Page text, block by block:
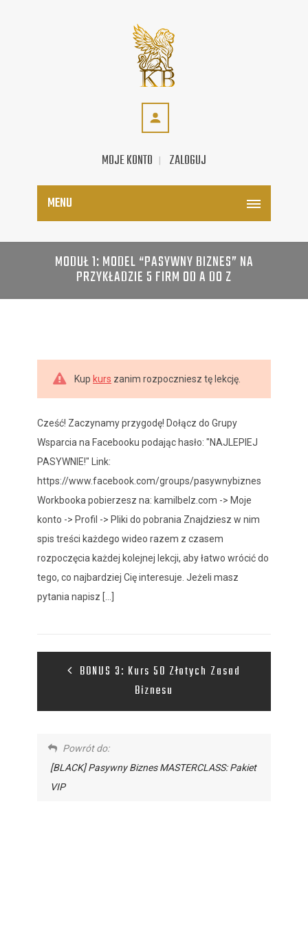
MOJE KONTO ZALOGUJ
MENU
MODUŁ 1: MODEL “PASYWNY BIZNES” NA
PRZYKŁADZIE 5 FIRM OD A DO Z
Kup kurs zanim rozpoczniesz tę lekcję.
Cześć! Zaczynamy przygodę! Dołącz do Grupy
Wsparcia na Facebooku podając hasło: "NAJLEPIEJ
PASYWNIE!" Link:
https://www.facebook.com/groups/pasywnybiznes
Workbooka pobierzesz na: kamilbelz.com -> Moje
konto -> Profil -> Pliki do pobrania Znajdziesz w nim
spis treści każdego wideo razem z czasem
rozpoczęcia każdej kolejnej lekcji, aby łatwo wrócić do
tego, co najbardziej Cię interesuje. Jeżeli masz
pytania napisz [...]
BONUS 3: Kurs 50 Złotych Zasad
Biznesu
Powrót do:
[BLACK] Pasywny Biznes MASTERCLASS: Pakiet
VIP